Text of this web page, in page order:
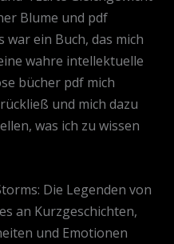
Blume und pdf
war ein Buch, das mich
wahre intellektuelle
bücher pdf mich
und mich dazu
was ich zu wissen
Die Legenden von
an Kurzgeschichten,
und Emotionen